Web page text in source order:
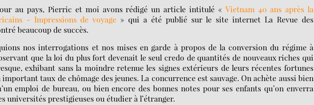
au pays, Pierric et moi avons rédigé un article intitulé «Vietnam 40 ans après la
- Impressions de voyage » qui a été publié sur le site internet La Revue des
beaucoup de succès.
nos interrogations et nos mises en garde à propos de la conversion du régime à
que la loi du plus fort devenait le seul credo de quantités de nouveaux riches qui
exhibant sans la moindre retenue les signes extérieurs de leurs récentes fortunes
taux de chômage des jeunes. La concurrence est sauvage. On achète aussi bien
emploi de bureau, ou bien encore des bonnes notes pour ses enfants qu’on enverra
universités prestigieuses ou étudier à l’étranger.